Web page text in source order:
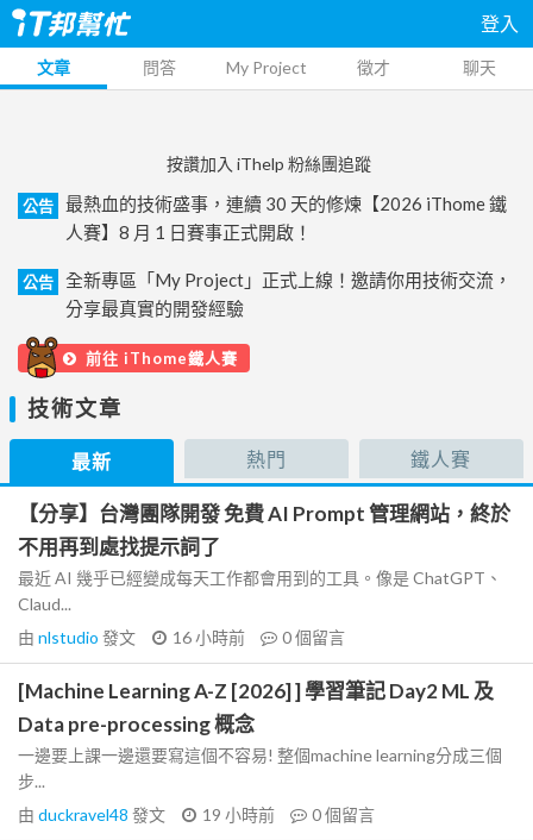
登入
文章 問答 My Project 徵才 聊天
按讚加入 iThelp 粉絲團追蹤
公告
最熱血的技術盛事，連續 30 天的修煉【2026 iThome 鐵
人賽】8 月 1 日賽事正式開啟！
公告
全新專區「My Project」正式上線！邀請你用技術交流，
分享最真實的開發經驗
前往 iThome鐵人賽
技術文章
最新 熱門 鐵人賽
【分享】台灣團隊開發 免費 AI Prompt 管理網站，終於
不用再到處找提示詞了
最近 AI 幾乎已經變成每天工作都會用到的工具。像是 ChatGPT、
Claud...
由 nlstudio 發文 16 小時前 0個留言
[Machine Learning A-Z [2026] ] 學習筆記 Day2 ML 及
Data pre-processing 概念
一邊要上課一邊還要寫這個不容易! 整個machine learning分成三個
步...
由 duckravel48 發文 19 小時前 0個留言